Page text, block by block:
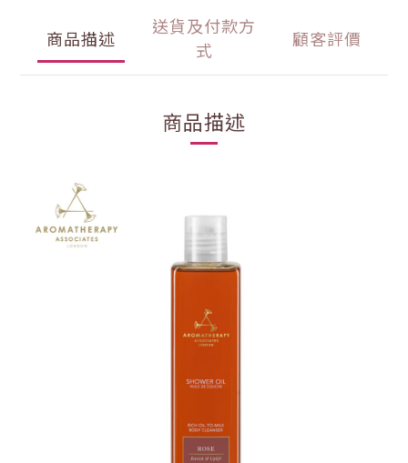
商品描述
送貨及付款方
式
顧客評價
商品描述